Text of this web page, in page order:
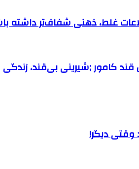
غلط، ذهنی شفاف‌تر داشته
کامور ;شیرینی بی‌قند، زندگی
وقتی دیگر!